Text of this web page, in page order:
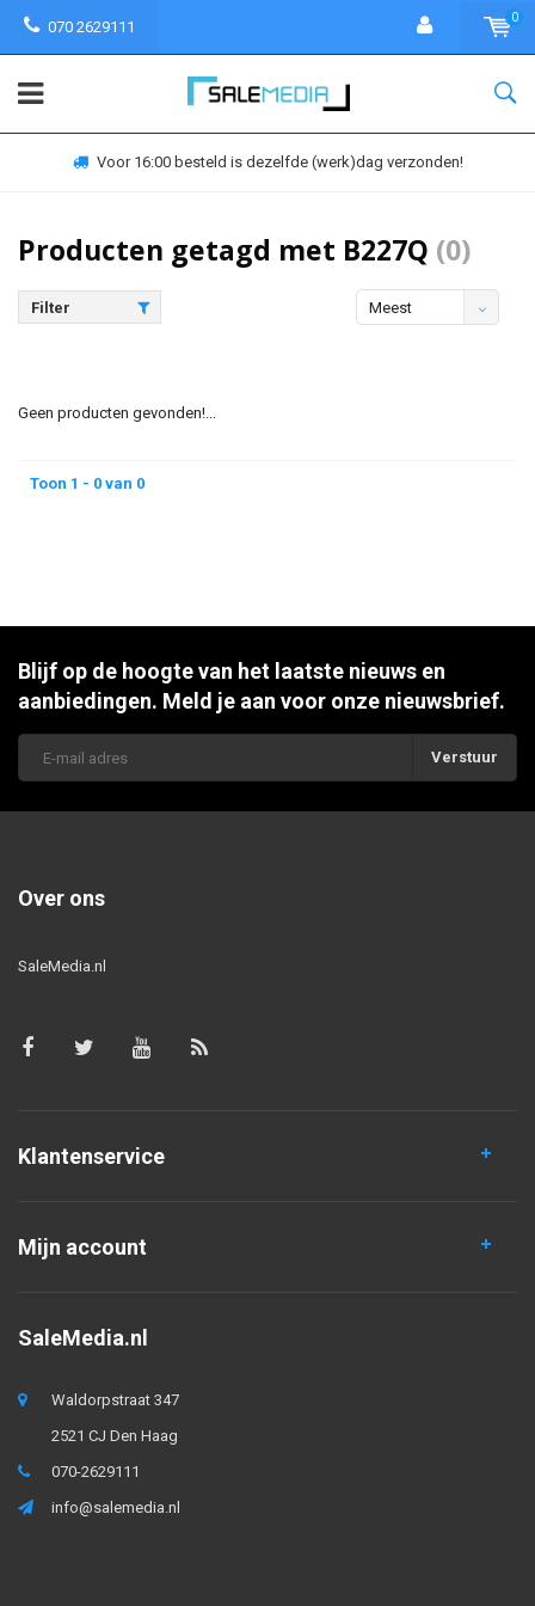
070 2629111
0
Voor 16:00 besteld is dezelfde (werk)dag verzonden!
Producten getagd met B227Q (0)
Filter
Meest
Geen producten gevonden!...
Toon 1 - 0 van 0
Blijf op de hoogte van het laatste nieuws en
aanbiedingen. Meld je aan voor onze nieuwsbrief.
Verstuur
Over ons
SaleMedia.nl
Klantenservice
Mijn account
SaleMedia.nl
Waldorpstraat 347
2521 CJ Den Haag
070-2629111
info@salemedia.nl